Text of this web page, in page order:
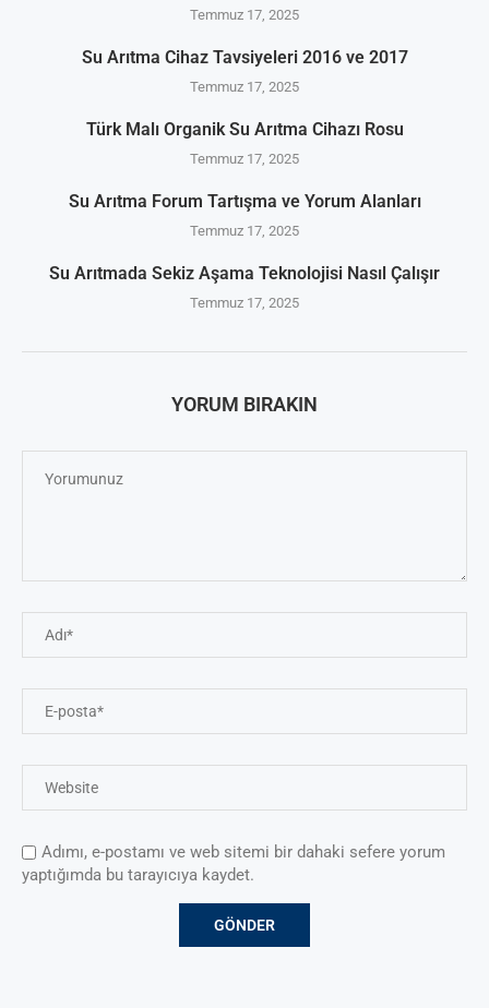
Temmuz 17, 2025
Su Arıtma Cihaz Tavsiyeleri 2016 ve 2017
Temmuz 17, 2025
Türk Malı Organik Su Arıtma Cihazı Rosu
Temmuz 17, 2025
Su Arıtma Forum Tartışma ve Yorum Alanları
Temmuz 17, 2025
Su Arıtmada Sekiz Aşama Teknolojisi Nasıl Çalışır
Temmuz 17, 2025
YORUM BIRAKIN
Adımı, e-postamı ve web sitemi bir dahaki sefere yorum
yaptığımda bu tarayıcıya kaydet.